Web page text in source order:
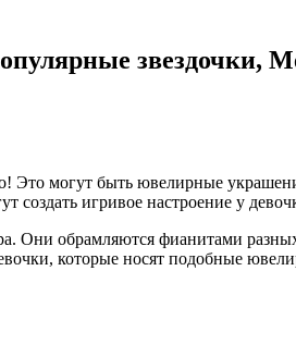
звездочки,
Это могут быть ювелирные
игривое настроение у
Они обрамляются фианитами
которые носят подобные